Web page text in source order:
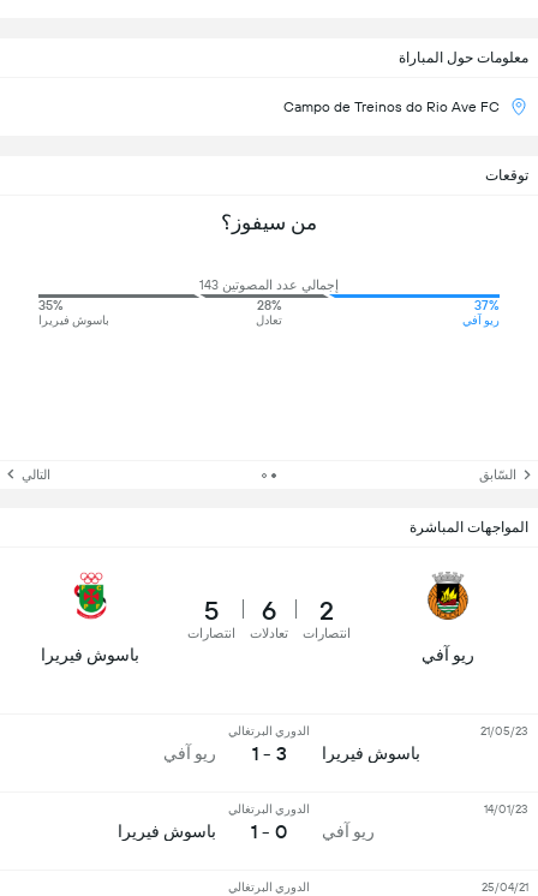
معلومات حول المباراة
Campo de Treinos do Rio Ave FC
توقعات
من سيفوز؟
إجمالي عدد المصوتين 143
37%
ريو آفي
28%
تعادل
35%
باسوش فيريرا
السّابق التالي
المواجهات المباشرة
ريو آفي
2
انتصارات
6
تعادلات
5
انتصارات
باسوش فيريرا
باسوش فيريرا
الدوري البرتغالي
3 - 1 ريو آفي
21/05/23
ريو آفي
الدوري البرتغالي
0 - 1 باسوش فيريرا
14/01/23
الدوري البرتغالي 25/04/21